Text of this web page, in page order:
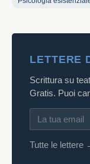
LETTERE
Scrittura su
Gratis. Puoi
Tutte le lettere